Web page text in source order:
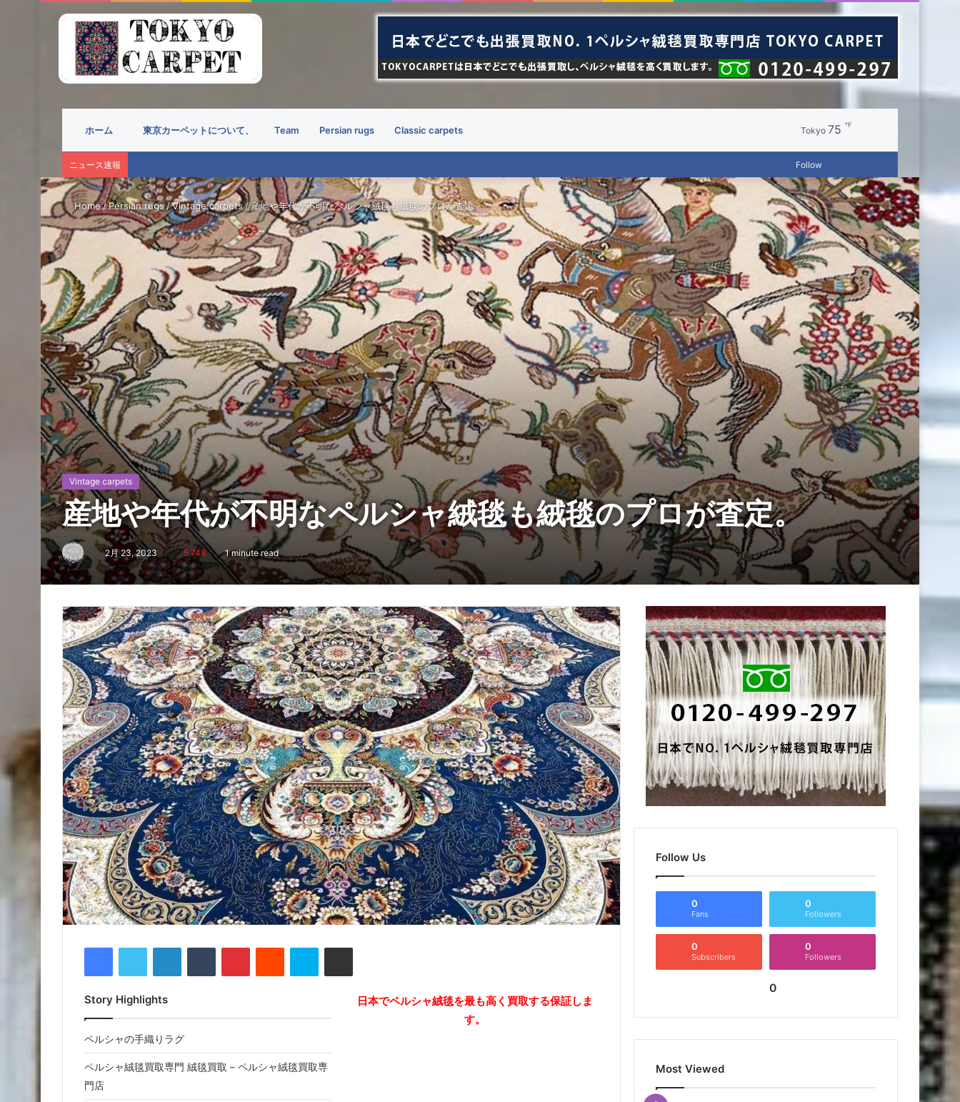
ホーム 東京カーペットについて、 Team Persian rugs Classic carpets Tokyo 75 ℉
ニュース速報
Article
In
Follow
Home/Persian rugs/Vintage carpets/産地や年代が不明なペルシャ絨毯も絨毯のプロが査定。
Vintage carpets
産地や年代が不明なペルシャ絨毯も絨毯のプロが査定。
2月 23, 2023 5,748 1 minute read
Story Highlights
ペルシャの手織りラグ
ペルシャ絨毯買取専門 絨毯買取 – ペルシャ絨毯買取専
門店
日本でペルシャ絨毯を最も高く買取する保証しま
す。
Follow Us
0
Fans
0
Followers
0
Subscribers
0
Followers
0
Most Viewed